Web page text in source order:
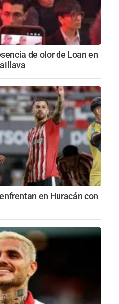
de olor de Loan en
en Huracán con